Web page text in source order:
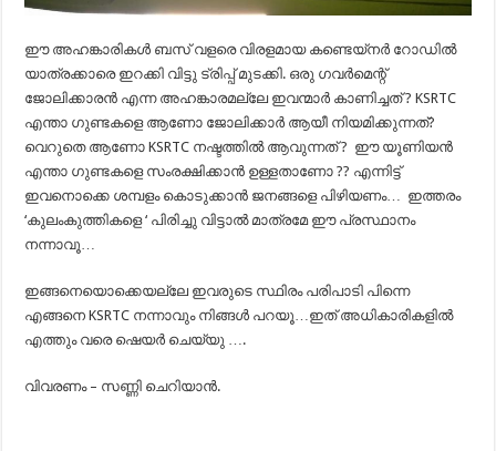
ഈ അഹങ്കാരികൾ ബസ് വളരെ വിരളമായ കണ്ടെയ്നർ റോഡിൽ
യാത്രക്കാരെ ഇറക്കി വിട്ടു ട്രിപ്പ് മുടക്കി. ഒരു ഗവർമെന്റ്
ജോലിക്കാരൻ എന്ന അഹങ്കാരമല്ലേ ഇവന്മാർ കാണിച്ചത് ? KSRTC
എന്താ ഗുണ്ടകളെ ആണോ ജോലിക്കാർ ആയീ നിയമിക്കുന്നത്?
വെറുതെ ആണോ KSRTC നഷ്ടത്തിൽ ആവുന്നത് ? ഈ യൂണിയന്‍
എന്താ ഗുണ്ടകളെ സംരക്ഷിക്കാൻ ഉള്ളതാണോ ?? എന്നിട്ട്
ഇവനൊക്കെ ശമ്പളം കൊടുക്കാൻ ജനങ്ങളെ പിഴിയണം… ഇത്തരം
‘കുലംകുത്തികളെ ‘ പിരിച്ചു വിട്ടാൽ മാത്രമേ ഈ പ്രസ്ഥാനം
നന്നാവൂ…
ഇങ്ങനെയൊക്കെയല്ലേ ഇവരുടെ സ്ഥിരം പരിപാടി പിന്നെ
എങ്ങനെ KSRTC നന്നാവും നിങ്ങൾ പറയൂ…ഇത് അധികാരികളിൽ
എത്തും വരെ ഷെയർ ചെയ്യു ….
വിവരണം – സണ്ണി ചെറിയാന്‍.